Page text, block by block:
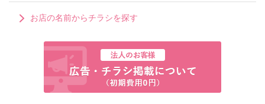
お店の名前からチラシを探す